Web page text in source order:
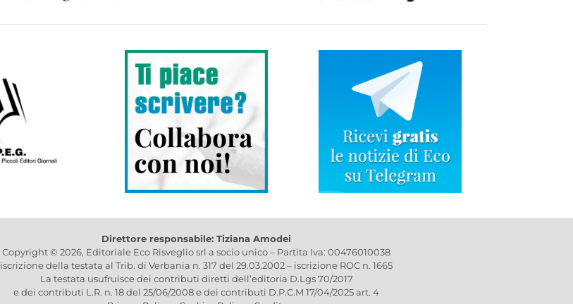
Direttore responsabile: Tiziana Amodei
Copyright © 2026, Editoriale Eco Risveglio srl a socio unico – Partita Iva: 00476010038
iscrizione della testata al Trib. di Verbania n. 317 del 29.03.2002 – iscrizione ROC n. 1665
La testata usufruisce dei contributi diretti dell’editoria D.Lgs 70/2017
e dei contributi L.R. n. 18 del 25/06/2008 e dei contributi D.P.C.M 17/04/2025 art. 4